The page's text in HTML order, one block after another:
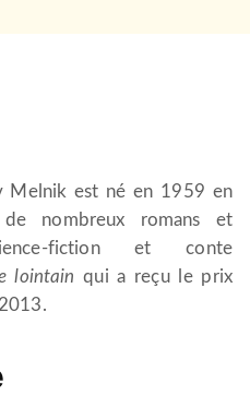
Melnik est né en 1959 en
nombreux romans et
fiction et conte
lointain qui a reçu le prix